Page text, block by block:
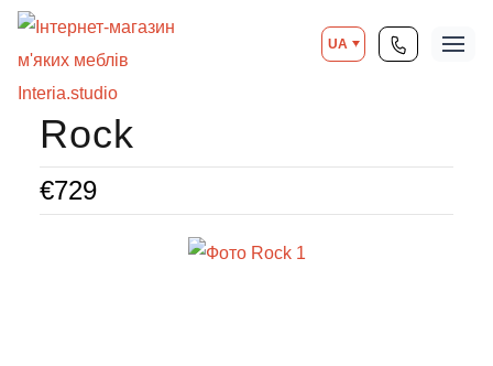
UA
Rock
€729